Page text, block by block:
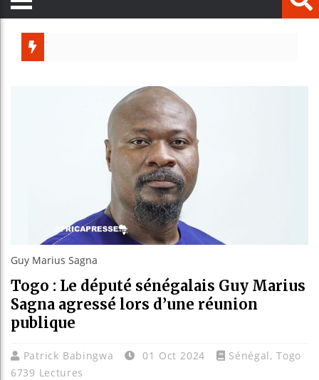
Guy Marius Sagna
Togo : Le député sénégalais Guy Marius
Sagna agressé lors d’une réunion
publique
Patrick Babingwa 01 Oct 2024 Sénégal,Togo
6739 Lectures